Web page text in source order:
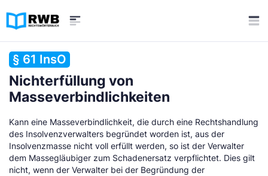
§ 61 InsO
Nichterfüllung von
Masseverbindlichkeiten
Kann eine Masseverbindlichkeit, die durch eine Rechtshandlung
des Insolvenzverwalters begründet worden ist, aus der
Insolvenzmasse nicht voll erfüllt werden, so ist der Verwalter
dem Massegläubiger zum Schadenersatz verpflichtet. Dies gilt
nicht, wenn der Verwalter bei der Begründung der